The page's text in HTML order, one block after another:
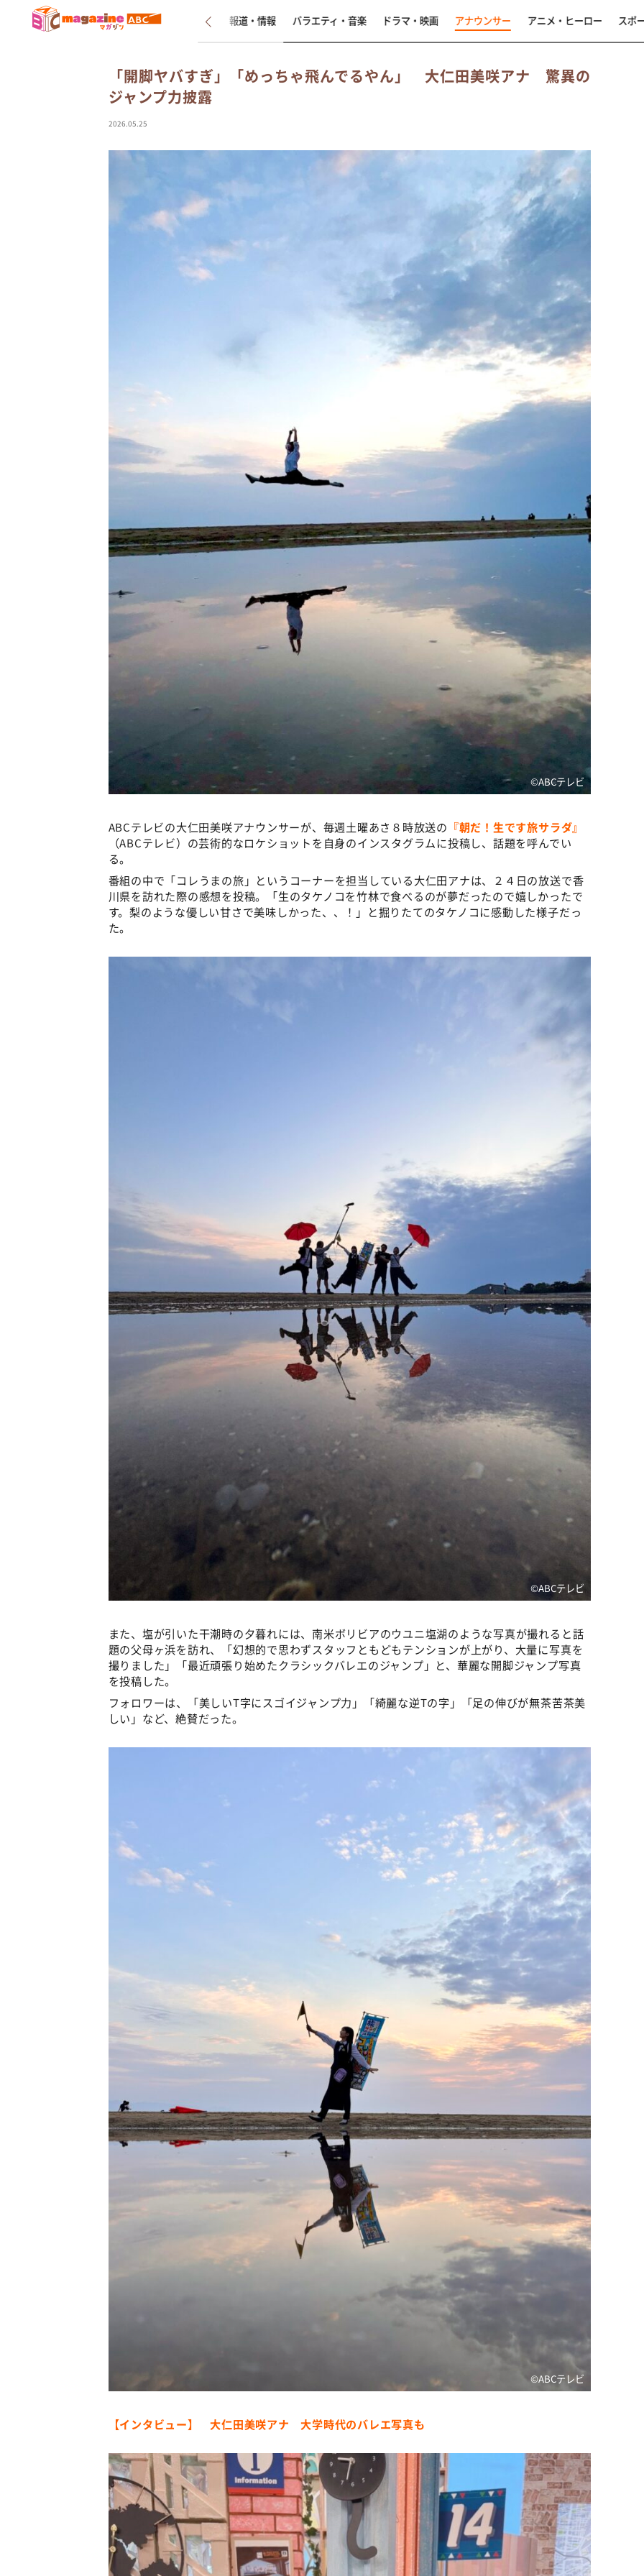
新着 インタビュー 報道・情報 バラエティ・音楽 ドラマ・映画 アナウンサー アニメ・ヒーロー スポ
「開脚ヤバすぎ」「めっちゃ飛んでるやん」 大仁田美咲アナ 驚異の
ジャンプ力披露
2026.05.25
©️ABCテレビ
ABCテレビの大仁田美咲アナウンサーが、毎週土曜あさ８時放送の 『朝だ！生です旅サラダ』
（ABCテレビ）の芸術的なロケショットを自身のインスタグラムに投稿し、話題を呼んでい
る。
番組の中で「コレうまの旅」というコーナーを担当している大仁田アナは、２４日の放送で香
川県を訪れた際の感想を投稿。「生のタケノコを竹林で食べるのが夢だったので嬉しかったで
す。梨のような優しい甘さで美味しかった、、！」と掘りたてのタケノコに感動した様子だっ
た。
©️ABCテレビ
また、塩が引いた干潮時の夕暮れには、南米ボリビアのウユニ塩湖のような写真が撮れると話
題の父母ヶ浜を訪れ、「幻想的で思わずスタッフともどもテンションが上がり、大量に写真を
撮りました」「最近頑張り始めたクラシックバレエのジャンプ」と、華麗な開脚ジャンプ写真
を投稿した。
フォロワーは、「美しいT字にスゴイジャンプ力」「綺麗な逆Tの字」「足の伸びが無茶苦茶美
しい」など、絶賛だった。
©️ABCテレビ
【インタビュー】 大仁田美咲アナ 大学時代のバレエ写真も